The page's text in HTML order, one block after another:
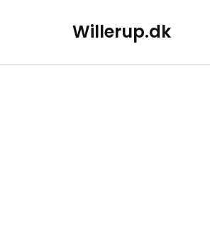
Willerup.dk